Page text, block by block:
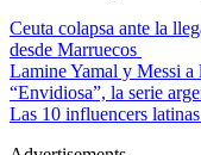
Ceuta colapsa ante la
desde Marruecos
Lamine Yamal y Messi a
“Envidiosa”, la serie
Las 10 influencers